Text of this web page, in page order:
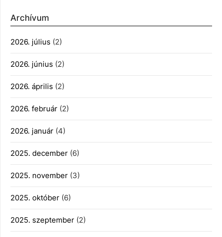
Archívum
2026. július (2)
2026. június (2)
2026. április (2)
2026. február (2)
2026. január (4)
2025. december (6)
2025. november (3)
2025. október (6)
2025. szeptember (2)